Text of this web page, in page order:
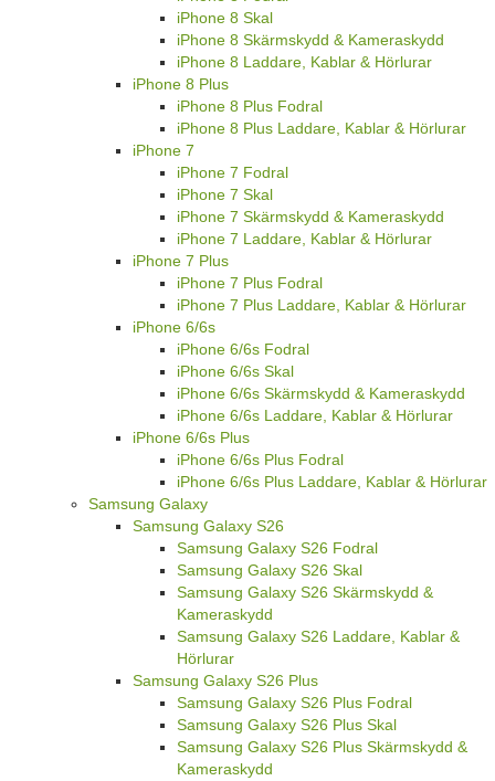
iPhone 8 Skal
iPhone 8 Skärmskydd & Kameraskydd
iPhone 8 Laddare, Kablar & Hörlurar
iPhone 8 Plus
iPhone 8 Plus Fodral
iPhone 8 Plus Laddare, Kablar & Hörlurar
iPhone 7
iPhone 7 Fodral
iPhone 7 Skal
iPhone 7 Skärmskydd & Kameraskydd
iPhone 7 Laddare, Kablar & Hörlurar
iPhone 7 Plus
iPhone 7 Plus Fodral
iPhone 7 Plus Laddare, Kablar & Hörlurar
iPhone 6/6s
iPhone 6/6s Fodral
iPhone 6/6s Skal
iPhone 6/6s Skärmskydd & Kameraskydd
iPhone 6/6s Laddare, Kablar & Hörlurar
iPhone 6/6s Plus
iPhone 6/6s Plus Fodral
iPhone 6/6s Plus Laddare, Kablar & Hörlurar
Samsung Galaxy
Samsung Galaxy S26
Samsung Galaxy S26 Fodral
Samsung Galaxy S26 Skal
Samsung Galaxy S26 Skärmskydd &
Kameraskydd
Samsung Galaxy S26 Laddare, Kablar &
Hörlurar
Samsung Galaxy S26 Plus
Samsung Galaxy S26 Plus Fodral
Samsung Galaxy S26 Plus Skal
Samsung Galaxy S26 Plus Skärmskydd &
Kameraskydd